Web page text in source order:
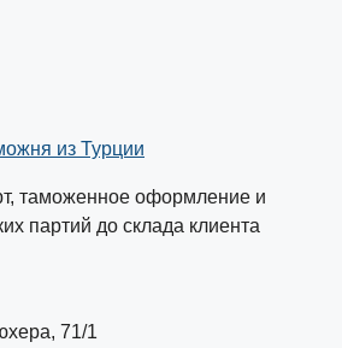
из Турции
таможенное оформление и
партий до склада клиента
71/1